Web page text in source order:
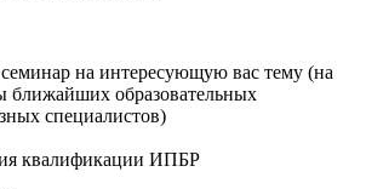
семинар на интересующую вас тему (на
ближайших образовательных
специалистов)
квалификации ИПБР